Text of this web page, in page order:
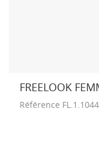
FREELOOK
Référence